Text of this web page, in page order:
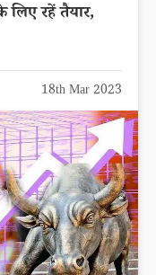
रहें तैयार,
18th Mar 2023